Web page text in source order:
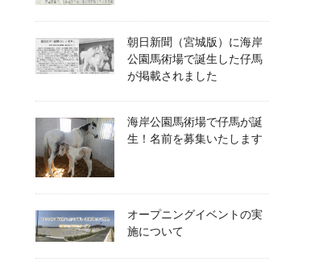
朝日新聞（宮城版）に海岸
公園馬術場で誕生した仔馬
が掲載されました
海岸公園馬術場で仔馬が誕
生！名前を募集いたします
オープニングイベントの実
施について